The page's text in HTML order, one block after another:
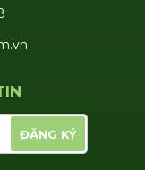
ĐĂNG KÝ